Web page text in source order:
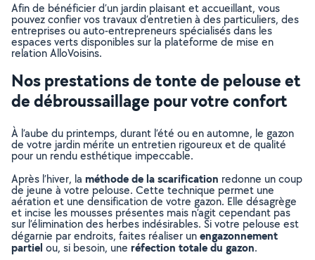
Afin de bénéficier d’un jardin plaisant et accueillant, vous
pouvez confier vos travaux d’entretien à des particuliers, des
entreprises ou auto-entrepreneurs spécialisés dans les
espaces verts disponibles sur la plateforme de mise en
relation AlloVoisins.
Nos prestations de tonte de pelouse et
de débroussaillage pour votre confort
À l’aube du printemps, durant l’été ou en automne, le gazon
de votre jardin mérite un entretien rigoureux et de qualité
pour un rendu esthétique impeccable.
Après l’hiver, la méthode de la scarification redonne un coup
de jeune à votre pelouse. Cette technique permet une
aération et une densification de votre gazon. Elle désagrège
et incise les mousses présentes mais n’agit cependant pas
sur l’élimination des herbes indésirables. Si votre pelouse est
dégarnie par endroits, faites réaliser unengazonnement
partiel ou, si besoin, une réfection totale du gazon.